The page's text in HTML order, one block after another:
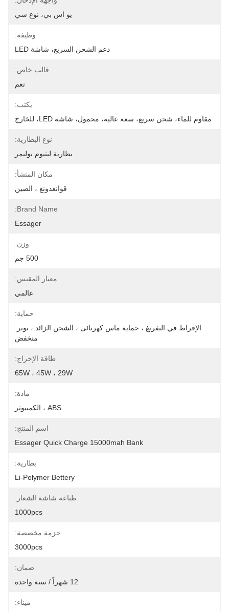
يو اس بي، نوع سي
وظيفة:
دعم الشحن السريع، شاشة LED
قالب خاص:
نعم
يكتب:
مقاوم للماء، شحن سريع، سعة عالية، محمول، شاشة LED، للخارج
نوع البطارية:
بطارية ليثيوم بوليمر
مكان المنشأ:
قوانغدونغ ، الصين
Brand Name:
Essager
وزن:
500 جم
معيار المقبس:
عالمي
حماية:
منخفض
طاقة الإخراج:
65W ، 45W ، 29W
مادة:
ABS ، الكمبيوتر
اسم المنتج:
Essager Quick Charge 15000mah Bank
بطارية:
Li-Polymer Bettery
طباعة شاشة الشعار:
1000pcs
حزمة مخصصة:
3000pcs
ضمان:
12 شهراً / سنة واحدة
ميناء: